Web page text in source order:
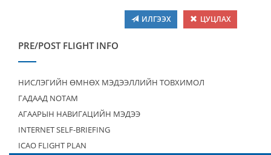
ИЛГЭЭХ ЦУЦЛАХ
PRE/POST FLIGHT INFO
НИСЛЭГИЙН ӨМНӨХ МЭДЭЭЛЛИЙН ТОВХИМОЛ
ГАДААД NOTAM
АГААРЫН НАВИГАЦИЙН МЭДЭЭ
INTERNET SELF-BRIEFING
ICAO FLIGHT PLAN